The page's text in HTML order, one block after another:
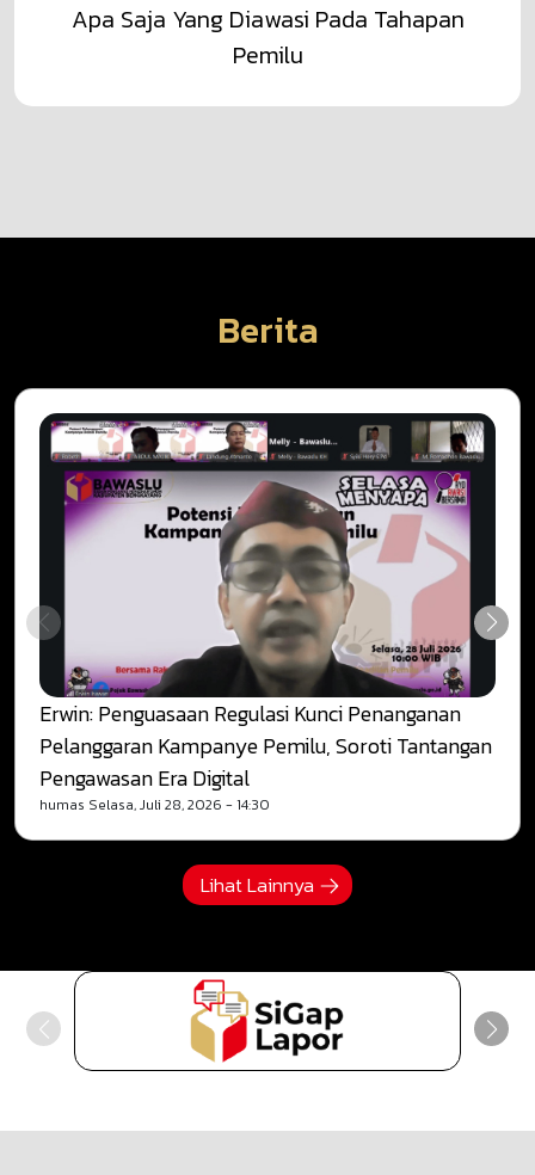
Apa Saja Yang Diawasi Pada Tahapan
Pemilu
Berita
Erwin: Penguasaan Regulasi Kunci Penanganan
Pelanggaran Kampanye Pemilu, Soroti Tantangan
Pengawasan Era Digital
humas Selasa, Juli 28, 2026 - 14:30
Lihat Lainnya